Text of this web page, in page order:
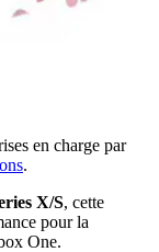
en charge par
.
X/S, cette
pour la
One.